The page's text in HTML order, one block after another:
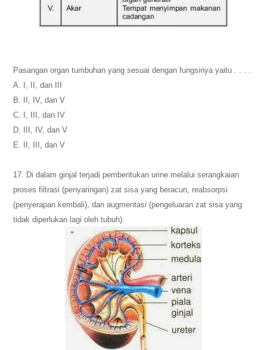
Pasangan organ tumbuhan yang sesuai dengan fungsinya yaitu . . . .
A. I, II, dan III
B. II, IV, dan V
C. I, III, dan IV
D. III, IV, dan V
E. II, III, dan V
17. Di dalam ginjal terjadi pembentukan urine melalui serangkaian
proses filtrasi (penyaringan) zat sisa yang beracun, reabsorpsi
(penyerapan kembali), dan augmentasi (pengeluaran zat sisa yang
tidak diperlukan lagi oleh tubuh).